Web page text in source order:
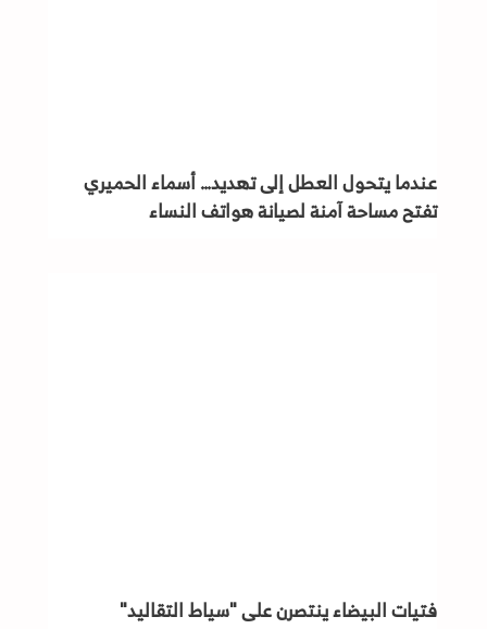
عندما يتحول العطل إلى تهديد… أسماء الحميري
تفتح مساحة آمنة لصيانة هواتف النساء
فتيات البيضاء ينتصرن على "سياط التقاليد"